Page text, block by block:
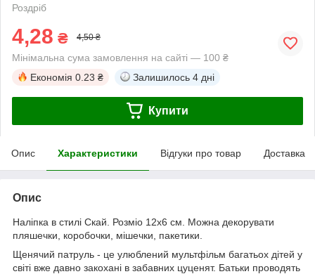
Роздріб
4,28 ₴ 4,50 ₴
Мінімальна сума замовлення на сайті — 100 ₴
Економія 0.23 ₴ Залишилось 4 дні
Купити
Опис Характеристики Відгуки про товар Доставка
Опис
Наліпка в стилі Скай. Розміо 12х6 см. Можна декорувати
пляшечки, коробочки, мішечки, пакетики.
Щенячий патруль - це улюблений мультфільм багатьох дітей у
світі вже давно закохані в забавних цуценят. Батьки проводять